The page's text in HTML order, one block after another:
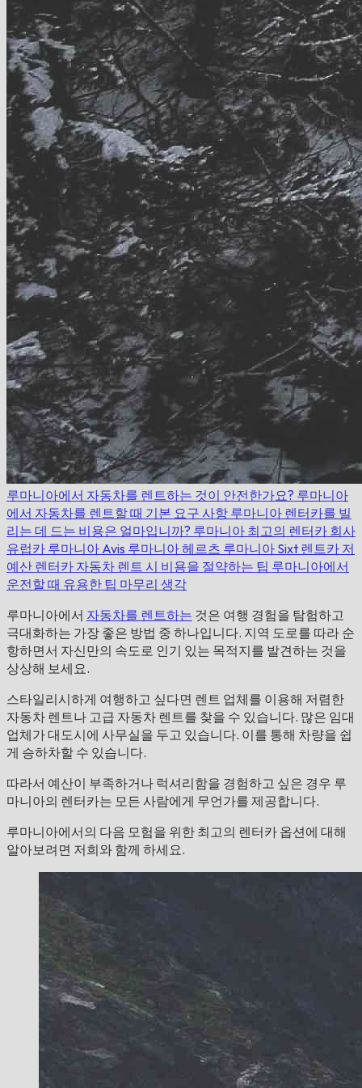
루마니아에서 자동차를 렌트하는 것이 안전한가요? 루마니아
에서 자동차를 렌트할 때 기본 요구 사항 루마니아 렌터카를 빌
리는 데 드는 비용은 얼마입니까? 루마니아 최고의 렌터카 회사
유럽카 루마니아 Avis 루마니아헤르츠 루마니아 Sixt 렌트카 저
예산 렌터카 자동차 렌트 시 비용을 절약하는 팁 루마니아에서
운전할 때 유용한 팁 마무리 생각
루마니아에서 자동차를 렌트하는 것은 여행 경험을 탐험하고
극대화하는 가장 좋은 방법 중 하나입니다. 지역 도로를 따라 순
항하면서 자신만의 속도로 인기 있는 목적지를 발견하는 것을
상상해 보세요.
스타일리시하게 여행하고 싶다면 렌트 업체를 이용해 저렴한
자동차 렌트나 고급 자동차 렌트를 찾을 수 있습니다. 많은 임대
업체가 대도시에 사무실을 두고 있습니다. 이를 통해 차량을 쉽
게 승하차할 수 있습니다.
따라서 예산이 부족하거나 럭셔리함을 경험하고 싶은 경우 루
마니아의 렌터카는 모든 사람에게 무언가를 제공합니다.
루마니아에서의 다음 모험을 위한 최고의 렌터카 옵션에 대해
알아보려면 저희와 함께 하세요.